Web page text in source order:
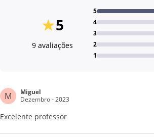
5
★
9 avaliações
1
2
3
4
5
M
Miguel
Dezembro - 2023
Excelente professor